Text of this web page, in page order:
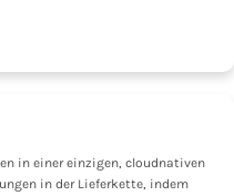
in einer einzigen, cloudnativen
in der Lieferkette, indem